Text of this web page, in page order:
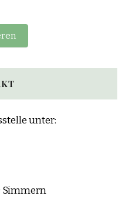
unter:
Simmern